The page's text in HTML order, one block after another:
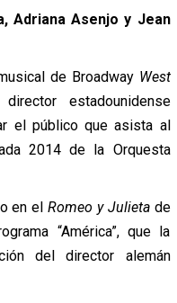
Adriana Asenjo y Jean
de Broadway West
estadounidense
el público que asista al
2014 de la Orquesta
en elRomeo y Julietade
“América”, que la
del director alemán